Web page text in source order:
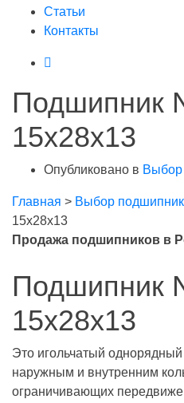
Статьи
Контакты
Подшипник
15x28x13
Опубликовано в Выбор
Главная > Выбор
15x28x13
Продажа подшипников в
Подшипник
15х28х13
Это игольчатый
наружным и внутренним
ограничивающих